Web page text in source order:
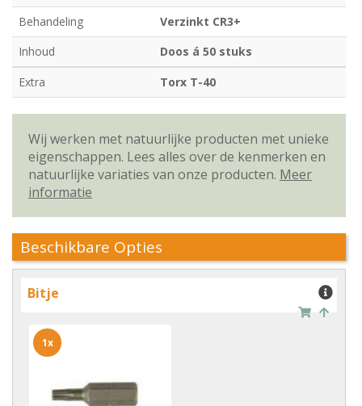
Behandeling
Verzinkt CR3+
Inhoud
Doos á 50 stuks
Extra
Torx T-40
Wij werken met natuurlijke producten met unieke
eigenschappen. Lees alles over de kenmerken en
natuurlijke variaties van onze producten. Meer
informatie
Beschikbare Opties
Bitje
1x